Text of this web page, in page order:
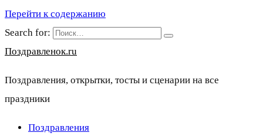
Перейти к содержанию
Search for:
Поздравленок.ru
Поздравления, открытки, тосты и сценарии на все
праздники
Поздравления